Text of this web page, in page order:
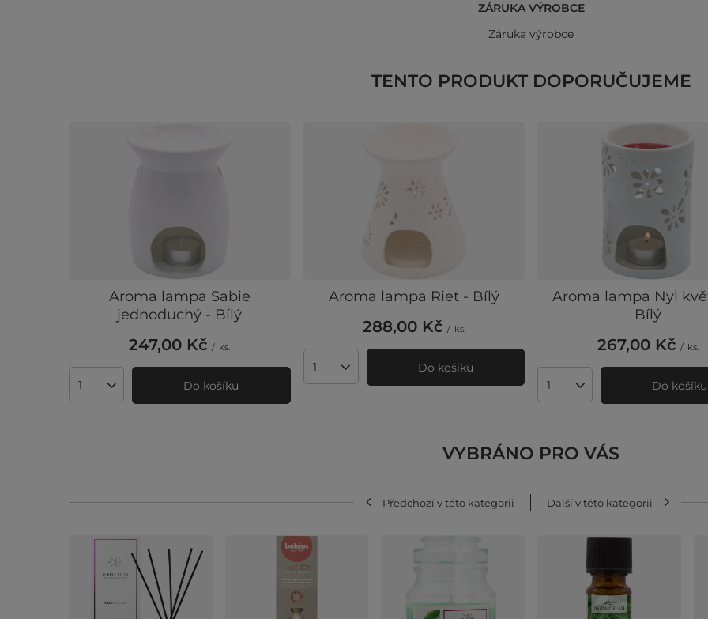
ZÁRUKA VÝROBCE
Záruka výrobce
TENTO PRODUKT DOPORUČUJEME
Aroma lampa Sabie
jednoduchý - Bílý
247,00 Kč / ks.
Množství produktů Do košíku
Aroma lampa Riet - Bílý
288,00 Kč / ks.
Množství produktů Do košíku
Aroma lampa Nyl
Bílý
267,00 Kč / ks.
Množství produktů Do košíku
VYBRÁNO PRO VÁS
Předchozí v této kategorii Další v této kategorii